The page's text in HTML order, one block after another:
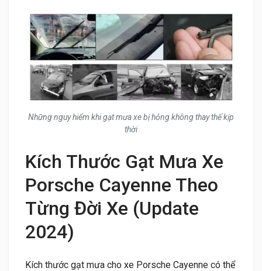
Những nguy hiểm khi gạt mưa xe bị hỏng không thay thế kịp
thời
Kích Thước Gạt Mưa Xe
Porsche Cayenne Theo
Từng Đời Xe (Update
2024)
Kích thước gạt mưa cho xe Porsche Cayenne có thể